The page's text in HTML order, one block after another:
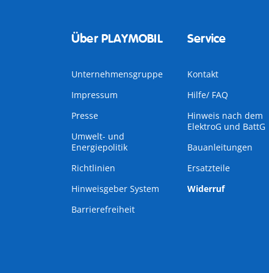
Über PLAYMOBIL
Unternehmensgruppe
Impressum
Presse
Umwelt- und
Energiepolitik
Richtlinien
Hinweisgeber System
Barrierefreiheit
Service
Kontakt
Hilfe/ FAQ
Hinweis nach dem
ElektroG und BattG
Bauanleitungen
Ersatzteile
Widerruf